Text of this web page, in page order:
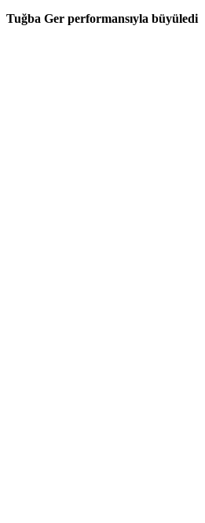
Tuğba Ger performansıyla büyüledi